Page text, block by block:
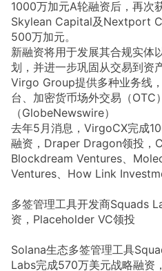
1000万加元A轮融资后，再次
Skylean Capital及Nextport
500万加元。
新融资将用于发展其合规实体
划，并进一步巩固从交易到资
Virgo Group提供多种业务线
台、加密货币场外交易（OTC
（GlobeNewswire）
去年5月消息，VirgoCX完成
融资，Draper Dragon领投，
Blockdream Ventures、
Ventures、How Link
多签管理工具开发商Squads
资，Placeholder VC领投
Solana生态多签管理工具
Labs完成570万美元战略融资